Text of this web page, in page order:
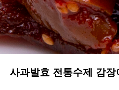
사과발효 전통수제 감장